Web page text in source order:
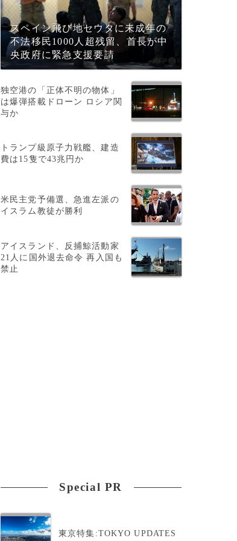
スペイン飛び地セウタに未成年の
不法移民1000人超残留、首長が中
央政府に緊急支援要請
独空港の「正体不明の物体」
は爆弾搭載ドローン ロシア関
与か
トランプ級原子力戦艦、建造
費は15隻で43兆円か
米民主党予備選、急進左派の
イスラム教徒が勝利
アイスランド、反捕鯨活動家
21人に国外退去命令 再入国も
禁止
Special PR
東京特集:TOKYO UPDATES